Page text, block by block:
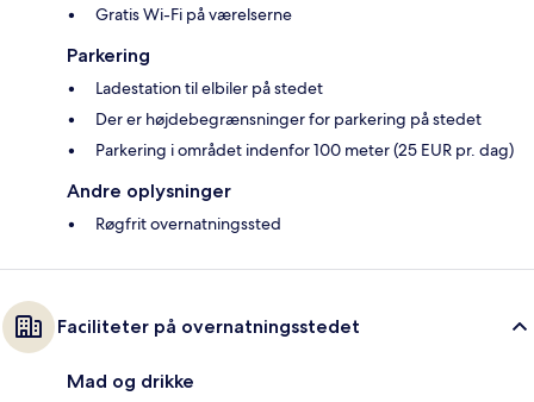
Gratis Wi-Fi på værelserne
Parkering
Ladestation til elbiler på stedet
Der er højdebegrænsninger for parkering på stedet
Parkering i området indenfor 100 meter (25 EUR pr. dag)
Andre oplysninger
Røgfrit overnatningssted
Faciliteter på overnatningsstedet
Mad og drikke